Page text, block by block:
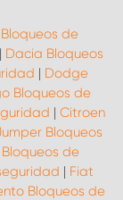
de
| Dacia Bloqueos
| Dodge
Bloqueos de
| Citroen
Bloqueos
de
| Fiat
Bloqueos de